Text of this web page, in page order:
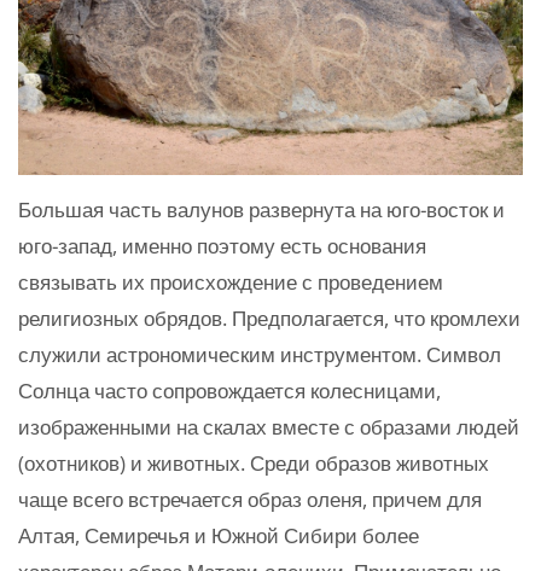
Большая часть валунов развернута на юго-восток и
юго-запад, именно поэтому есть основания
связывать их происхождение с проведением
религиозных обрядов. Предполагается, что кромлехи
служили астрономическим инструментом. Символ
Солнца часто сопровождается колесницами,
изображенными на скалах вместе с образами людей
(охотников) и животных. Среди образов животных
чаще всего встречается образ оленя, причем для
Алтая, Семиречья и Южной Сибири более